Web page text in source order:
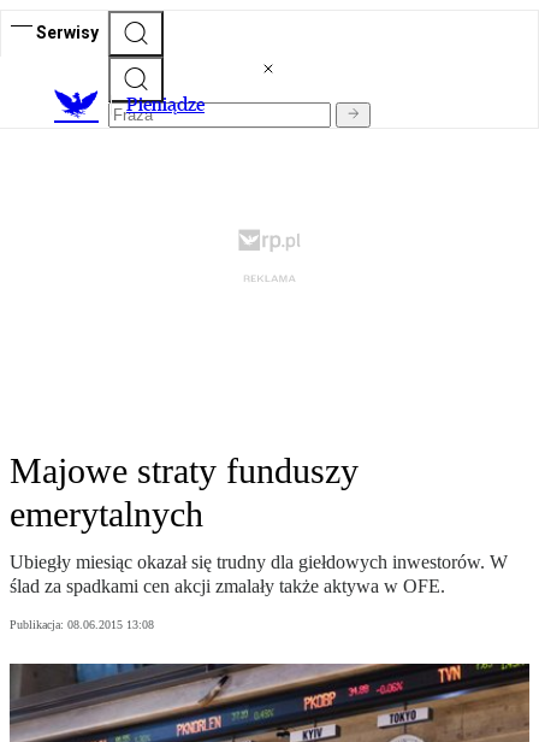
Serwisy
Pieniądze
Majowe straty funduszy
emerytalnych
Ubiegły miesiąc okazał się trudny dla giełdowych inwestorów. W
ślad za spadkami cen akcji zmalały także aktywa w OFE.
Publikacja: 08.06.2015 13:08